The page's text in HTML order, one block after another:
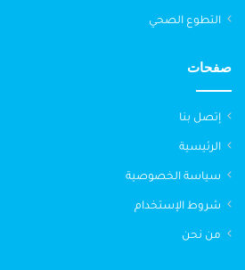
التطوع الصحي
صفحات
إتصل بنا
الرئيسية
سياسة الخصوصية
شروط الإستخدام
من نحن